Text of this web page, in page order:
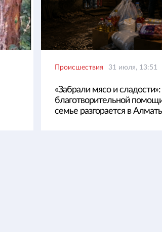
Происшествия 31 июля, 13:51
«Забрали мясо и сладости»:
благотворительной
семье разгорается в